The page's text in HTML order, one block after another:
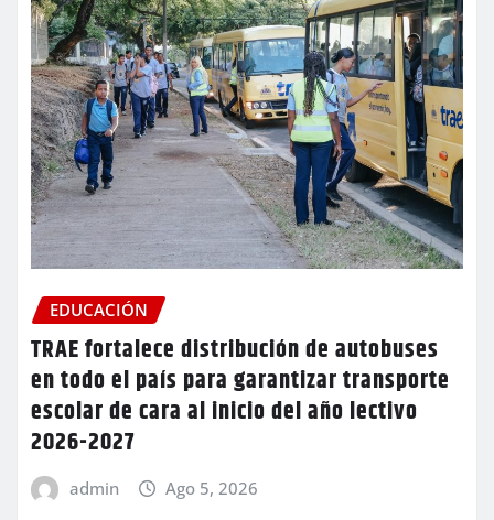
EDUCACIÓN
TRAE fortalece distribución de autobuses
en todo el país para garantizar transporte
escolar de cara al inicio del año lectivo
2026-2027
admin Ago 5, 2026